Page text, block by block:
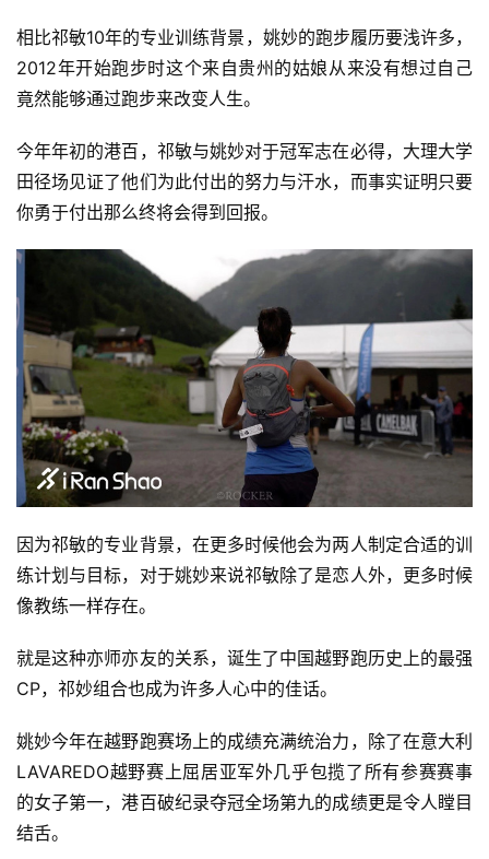
相比祁敏10年的专业训练背景，姚妙的跑步履历要浅许多，
2012年开始跑步时这个来自贵州的姑娘从来没有想过自己
竟然能够通过跑步来改变人生。
今年年初的港百，祁敏与姚妙对于冠军志在必得，大理大学
田径场见证了他们为此付出的努力与汗水，而事实证明只要
你勇于付出那么终将会得到回报。
因为祁敏的专业背景，在更多时候他会为两人制定合适的训
练计划与目标，对于姚妙来说祁敏除了是恋人外，更多时候
像教练一样存在。
就是这种亦师亦友的关系，诞生了中国越野跑历史上的最强
CP，祁妙组合也成为许多人心中的佳话。
姚妙今年在越野跑赛场上的成绩充满统治力，除了在意大利
LAVAREDO越野赛上屈居亚军外几乎包揽了所有参赛赛事
的女子第一，港百破纪录夺冠全场第九的成绩更是令人瞠目
结舌。